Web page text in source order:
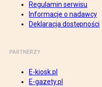
Regulamin serwisu
Informacje o nadawcy
Deklaracja dostępności
PARTNERZY
E-kiosk.pl
E-gazety.pl